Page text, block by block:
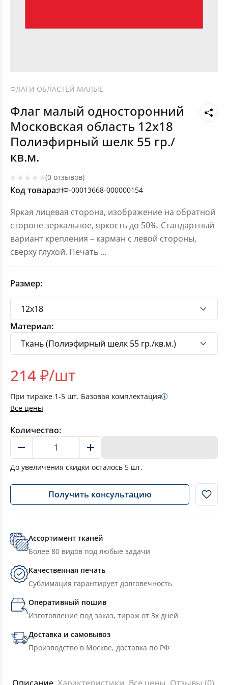
ФЛАГИ ОБЛАСТЕЙ МАЛЫЕ
Флаг малый односторонний
Московская область 12х18
Полиэфирный шелк 55 гр./
кв.м.
(0 отзывов)
Код товара:НФ-00013668-000000154
Яркая лицевая сторона, изображение на обратной
стороне зеркальное, яркость до 50%. Стандартный
вариант крепления – карман с левой стороны,
сверху глухой. Печать ...
Размер:
Материал:
214₽/шт
При тираже 1-5 шт. Базовая комплектация
Все цены
Количество:
До увеличения скидки осталось 5 шт.
Получить консультацию
Ассортимент тканей
Более 80 видов под любые задачи
Качественная печать
Сублимация гарантирует долговечность
Оперативный пошив
Изготовление под заказ, тираж от 3х дней
Доставка и самовывоз
Производство в Москве, доставка по РФ